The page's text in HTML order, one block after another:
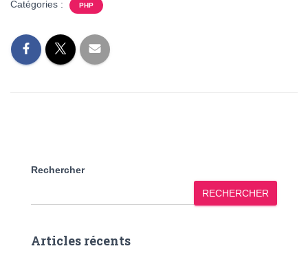
Catégories : PHP
Rechercher
RECHERCHER
Articles récents